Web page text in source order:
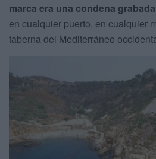
marca era una condena
en cualquier puerto, en cualquier
taberna del Mediterráneo